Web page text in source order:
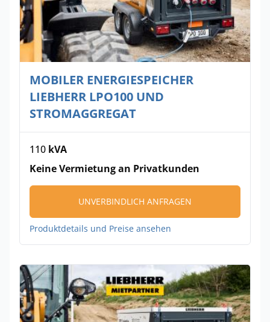
MOBILER ENERGIESPEICHER
LIEBHERR LPO100 UND
STROMAGGREGAT
110 kVA
Keine Vermietung an Privatkunden
UNVERBINDLICH ANFRAGEN
Produktdetails und Preise ansehen